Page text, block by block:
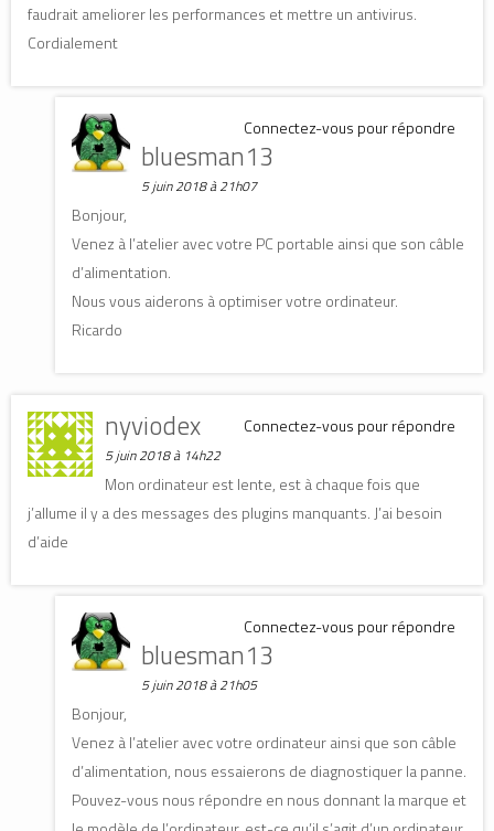
faudrait ameliorer les performances et mettre un antivirus.
Cordialement
Connectez-vous pour répondre
bluesman13
5 juin 2018 à 21h07
Bonjour,
Venez à l’atelier avec votre PC portable ainsi que son câble
d’alimentation.
Nous vous aiderons à optimiser votre ordinateur.
Ricardo
Connectez-vous pour répondre
nyviodex
5 juin 2018 à 14h22
Mon ordinateur est lente, est à chaque fois que
j’allume il y a des messages des plugins manquants. J’ai besoin
d’aide
Connectez-vous pour répondre
bluesman13
5 juin 2018 à 21h05
Bonjour,
Venez à l’atelier avec votre ordinateur ainsi que son câble
d’alimentation, nous essaierons de diagnostiquer la panne.
Pouvez-vous nous répondre en nous donnant la marque et